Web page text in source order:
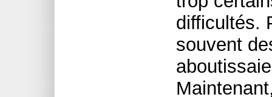
difficultés.
souvent